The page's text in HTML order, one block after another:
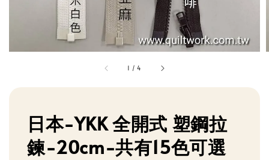
1 /4
日本-YKK 全開式 塑鋼拉
鍊-20cm-共有15色可選